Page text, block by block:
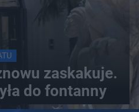
zaskakuje.
do fontanny